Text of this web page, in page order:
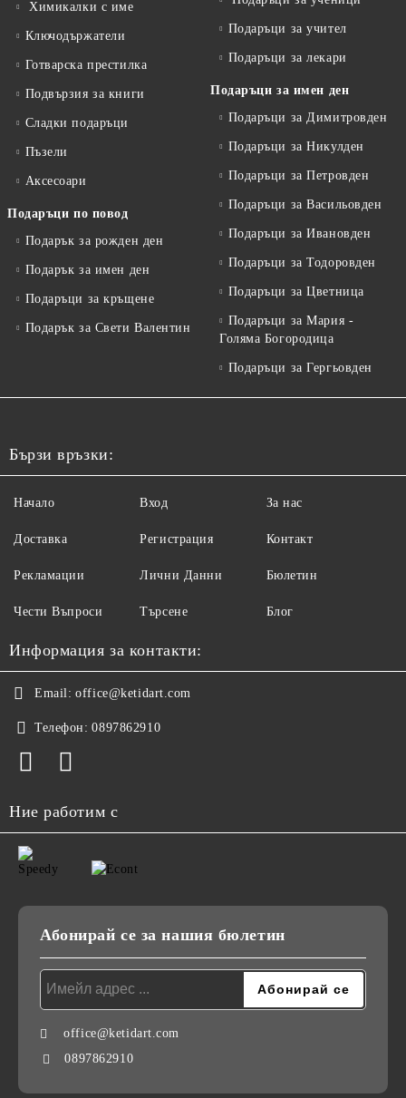
Химикалки с име
Ключодържатели
Готварска престилка
Подвързия за книги
Сладки подаръци
Пъзели
Аксесоари
Подаръци по повод
Подарък за рожден ден
Подарък за имен ден
Подаръци за кръщене
Подарък за Свети Валентин
Подаръци за учител
Подаръци за лекари
Подаръци за имен ден
Подаръци за Димитровден
Подаръци за Никулден
Подаръци за Петровден
Подаръци за Васильовден
Подаръци за Ивановден
Подаръци за Тодоровден
Подаръци за Цветница
Подаръци за Мария -
Голяма Богородица
Подаръци за Гергьовден
Бързи връзки:
Начало
Доставка
Рекламации
Чести Въпроси
Вход
Регистрация
Лични Данни
Търсене
За нас
Контакт
Бюлетин
Блог
Информация за контакти:
Email: office@ketidart.com
Телефон: 0897862910
Ние работим с
Абонирай се за нашия бюлетин
office@ketidart.com
0897862910